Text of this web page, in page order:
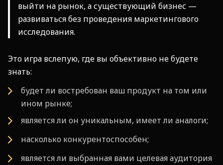
выйти на рынок, а существующий бизнес —
развиваться без проведения маркетингового
исследования.
Это игра вслепую, где вы объективно не будете
знать:
будет ли востребован ваш продукт на том или
ином рынке;
является ли он уникальным, имеет ли аналоги;
насколько конкурентоспособен;
является ли выбранная вами целевая аудитория